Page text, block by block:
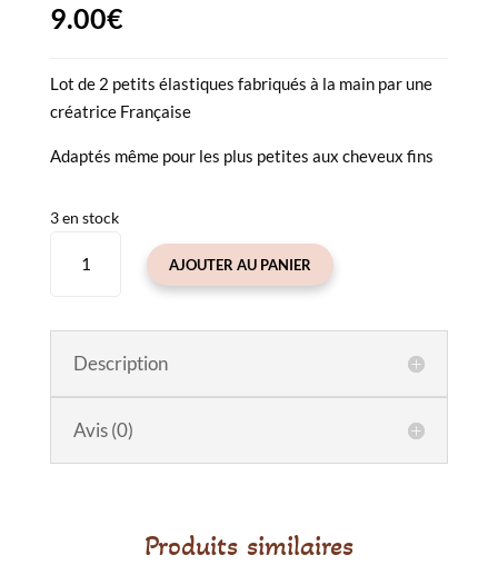
9.00€
Lot de 2 petits élastiques fabriqués à la main par une
créatrice Française
Adaptés même pour les plus petites aux cheveux fins
3 en stock
nœud
pour
(lot
de
AJOUTER AU PANIER
Description
Avis (0)
Produits similaires